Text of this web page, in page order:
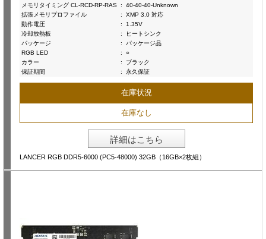
メモリタイミング CL-RCD-RP-RAS :
40-40-40-Unknown
拡張メモリプロファイル
:
XMP 3.0 対応
動作電圧
:
1.35V
冷却放熱板
:
ヒートシンク
パッケージ
:
パッケージ品
RGB LED
:
○
カラー
:
ブラック
保証期間
: 永久保証
在庫状況
在庫なし
詳細はこちら
LANCER RGB DDR5-6000 (PC5-48000) 32GB（16GB×2枚組）